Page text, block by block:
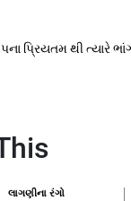
થી ત્યારે
લાગણીના રંગો